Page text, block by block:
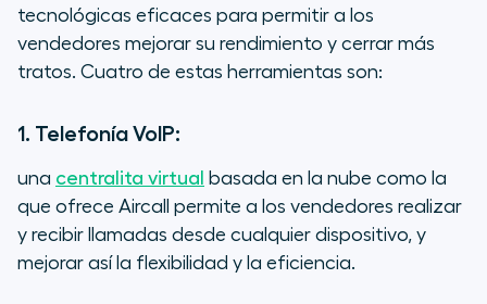
tecnológicas eficaces para permitir a los
vendedores mejorar su rendimiento y cerrar más
tratos. Cuatro de estas herramientas son:
1. Telefonía VoIP:
una centralita virtual
basada en la nube como la
que ofrece Aircall permite a los vendedores realizar
y recibir llamadas desde cualquier dispositivo, y
mejorar así la flexibilidad y la eficiencia.